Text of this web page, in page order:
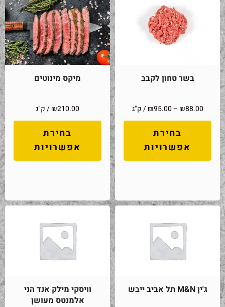
בשר טחון לקבב
₪88.00
–
₪95.00 / ק"ג
בחירת
אפשרויות
מיקס מינוטים
₪210.00 / ק"ג
בחירת
אפשרויות
ג'ין M&N תל אביב ייבש
וויסקי מילק אנד הני
אלמנטס מעושן